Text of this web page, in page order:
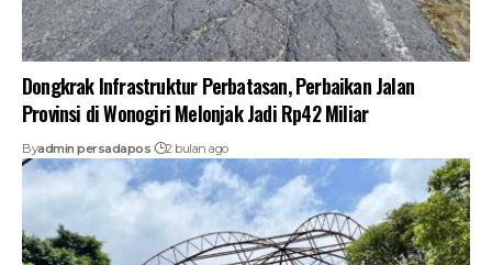
Dongkrak Infrastruktur Perbatasan, Perbaikan Jalan
Provinsi di Wonogiri Melonjak Jadi Rp42 Miliar
Byadmin persadapos 2 bulan ago